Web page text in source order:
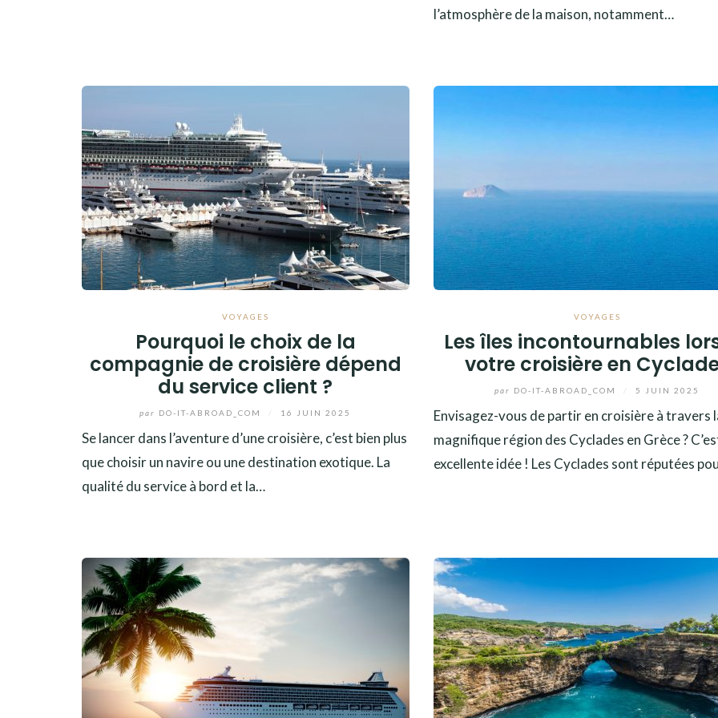
l’atmosphère de la maison, notamment…
VOYAGES
Pourquoi le choix de la
compagnie de croisière dépend
du service client ?
par DO-IT-ABROAD_COM 16 JUIN 2025
Se lancer dans l’aventure d’une croisière, c’est bien plus
que choisir un navire ou une destination exotique. La
qualité du service à bord et la…
VOYAGES
Les îles incontournables
votre croisière en
par DO-IT-ABROAD_COM 5 JUIN 2025
Envisagez-vous de partir en croisière à travers
magnifique région des Cyclades en Grèce ?
excellente idée ! Les Cyclades sont réputées